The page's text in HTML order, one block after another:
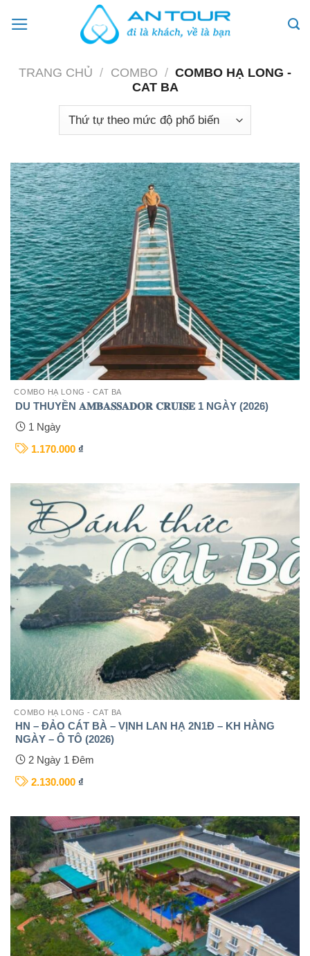
TRANG CHỦ / COMBO / COMBO HẠ LONG -
CAT BA
COMBO HẠ LONG - CAT BA
DU THUYỀN 𝐀𝐌𝐁𝐀𝐒𝐒𝐀𝐃𝐎𝐑 𝐂𝐑𝐔𝐈𝐒𝐄 1 NGÀY (2026)
1 Ngày
1.170.000 ₫
COMBO HẠ LONG - CAT BA
HN – ĐẢO CÁT BÀ – VỊNH LAN HẠ 2N1Đ – KH HÀNG
NGÀY – Ô TÔ (2026)
2 Ngày 1 Đêm
2.130.000 ₫